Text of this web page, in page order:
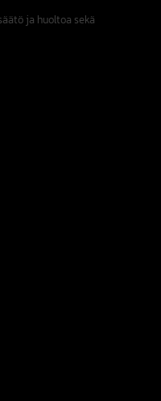
ja huoltoa sekä